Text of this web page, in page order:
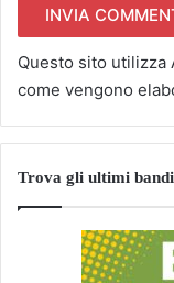
Questo sito utilizza
come vengono
Trova gli ultimi